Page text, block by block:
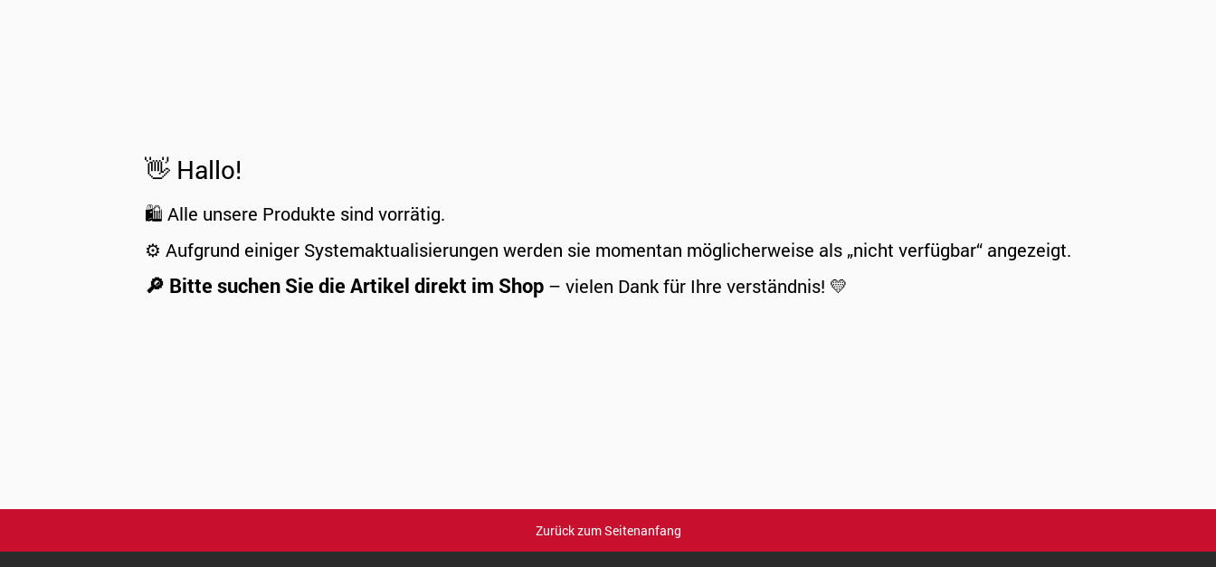
👋 Hallo!
🛍️ Alle unsere Produkte sind vorrätig.
⚙️ Aufgrund einiger Systemaktualisierungen werden sie momentan möglicherweise als „nicht verfügbar“ angezeigt.
🔎 Bitte suchen Sie die Artikel direkt im Shop – vielen Dank für Ihre verständnis! 💛
Zurück zum Seitenanfang